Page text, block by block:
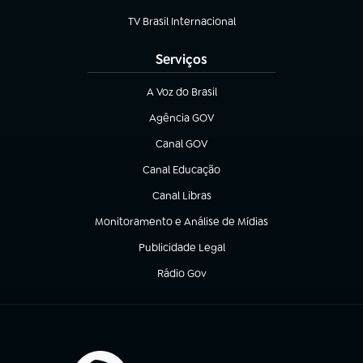
TV Brasil Internacional
(abre em nova aba)
Serviços
A Voz do Brasil
(abre em nova aba)
Agência GOV
(abre em nova aba)
Canal GOV
(abre em nova aba)
Canal Educação
(abre em nova aba)
Canal Libras
(abre em nova aba)
Monitoramento e Análise de Mídias
(abre em nova aba)
Publicidade Legal
(abre em nova aba)
Rádio Gov
(abre em nova aba)